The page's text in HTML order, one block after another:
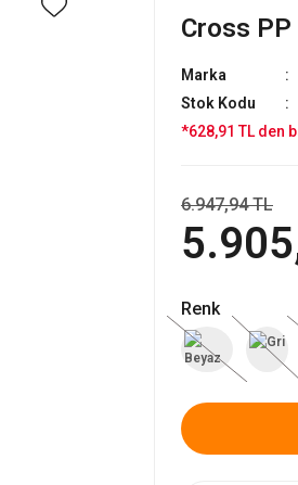
Cross
Marka
Stok Kodu
*628,91 TL den
6.947,94 TL
Renk